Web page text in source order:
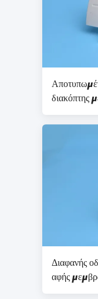
διακόπτης
τυπώνεται
Διαφανής
αφής